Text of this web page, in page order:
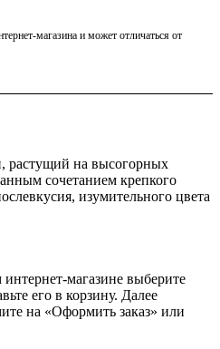
магазина и может отличаться от
растущий на высогорных
сочетанием крепкого
изумительного цвета
магазине выберите
его в корзину. Далее
на «Оформить заказ» или